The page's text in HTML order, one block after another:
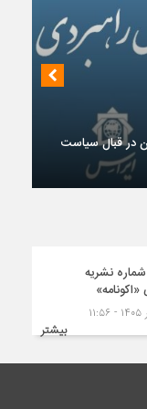
در قبال سیاست
نشریه
بیشتر